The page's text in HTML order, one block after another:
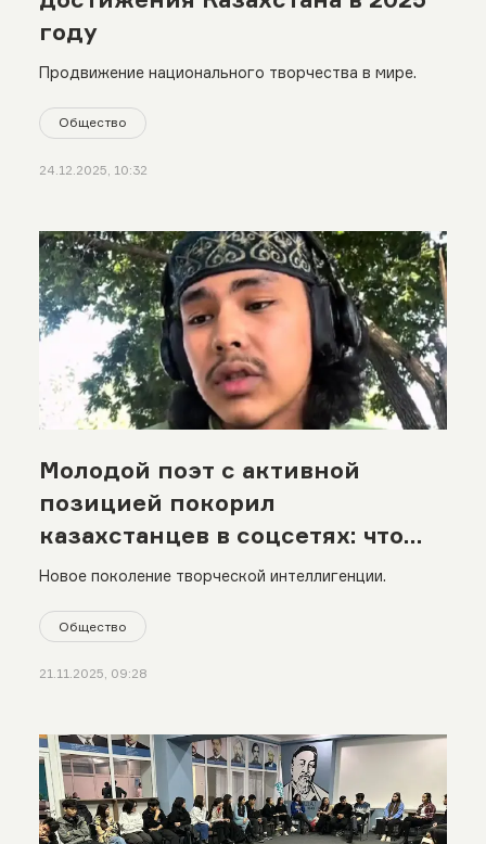
году
Продвижение национального творчества в мире.
Общество
24.12.2025, 10:32
Молодой поэт с активной
позицией покорил
казахстанцев в соцсетях: что
известно о Кара Адам
Новое поколение творческой интеллигенции.
Общество
21.11.2025, 09:28